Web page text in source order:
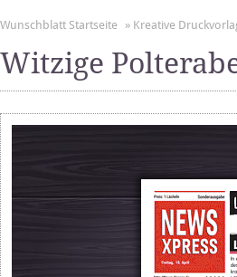
Wunschblatt Startseite » Kreative
Witzige